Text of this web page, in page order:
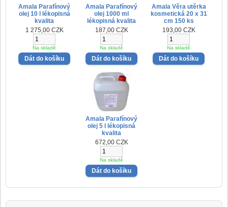
Amala Parafínový
olej 10 l lékopisná
kvalita
1 275,00 CZK
Na skladě
Amala Parafínový
olej 1000 ml
lékopisná kvalita
187,00 CZK
Na skladě
Amala Věra utěrka
kosmetická 20 x 31
cm 150 ks
193,00 CZK
Na skladě
Amala Parafínový
olej 5 l lékopisná
kvalita
672,00 CZK
Na skladě